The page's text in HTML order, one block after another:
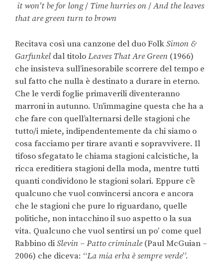
it won’t be for long/ Time hurries on/And the leaves
that are green turn to brown
Recitava così una canzone del duo FolkSimon &
Garfunkel dal titoloLeaves That Are Green (1966)
che insisteva sull’inesorabile scorrere del tempo e
sul fatto che nulla è destinato a durare in eterno.
Che le verdi foglie primaverili diventeranno
marroni in autunno. Un’immagine questa che ha a
che fare con quell’alternarsi delle stagioni che
tutto/i miete, indipendentemente da chi siamo o
cosa facciamo per tirare avanti e sopravvivere. Il
tifoso sfegatato le chiama stagioni calcistiche, la
ricca ereditiera stagioni della moda, mentre tutti
quanti condividono le stagioni solari. Eppure c’è
qualcuno che vuol convincersi ancora e ancora
che le stagioni che pure lo riguardano, quelle
politiche, non intacchino il suo aspetto o la sua
vita. Qualcuno che vuol sentirsi un po’ come quel
Rabbino diSlevin – Patto criminale (Paul McGuian –
2006) che diceva: “La mia erba è sempre verde”.